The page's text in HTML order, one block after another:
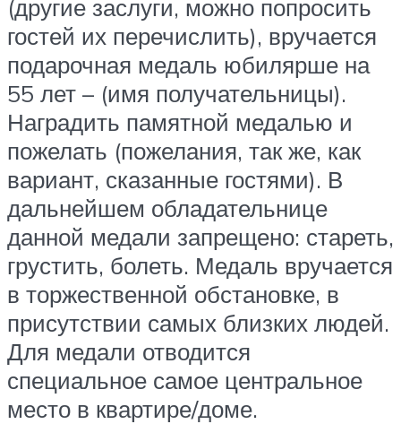
(другие заслуги, можно попросить
гостей их перечислить), вручается
подарочная медаль юбилярше на
55 лет – (имя получательницы).
Наградить памятной медалью и
пожелать (пожелания, так же, как
вариант, сказанные гостями). В
дальнейшем обладательнице
данной медали запрещено: стареть,
грустить, болеть. Медаль вручается
в торжественной обстановке, в
присутствии самых близких людей.
Для медали отводится
специальное самое центральное
место в квартире/доме.